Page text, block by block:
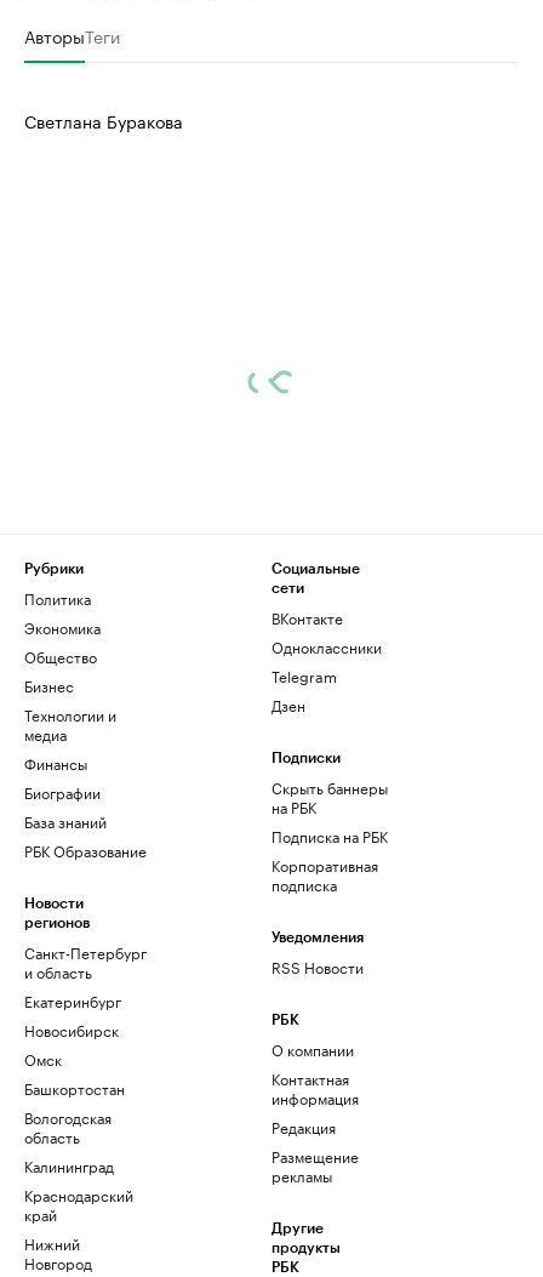
АвторыТеги
Светлана Буракова
Рубрики
Политика
Экономика
Общество
Бизнес
Технологии и
медиа
Финансы
Биографии
База знаний
РБК Образование
Новости
регионов
Санкт-Петербург
и область
Екатеринбург
Новосибирск
Омск
Башкортостан
Вологодская
область
Калининград
Краснодарский
край
Нижний
Новгород
Социальные
сети
ВКонтакте
Одноклассники
Telegram
Дзен
Подписки
Скрыть баннеры
на РБК
Подписка на РБК
Корпоративная
подписка
Уведомления
RSS Новости
РБК
О компании
Контактная
информация
Редакция
Размещение
рекламы
Другие
продукты
РБК